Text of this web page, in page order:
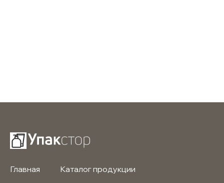
Главная
Каталог продукции